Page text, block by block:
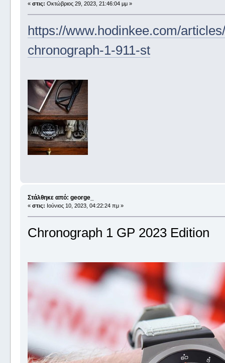
« στις: Οκτώβριος 29, 2023, 21:46:04 μμ »
https://www.hodinkee.com/
chronograph-1-911-st
Στάλθηκε από: george_
« στις: Ιούνιος 10, 2023, 04:22:24 πμ »
Chronograph 1 GP 2023 Edition